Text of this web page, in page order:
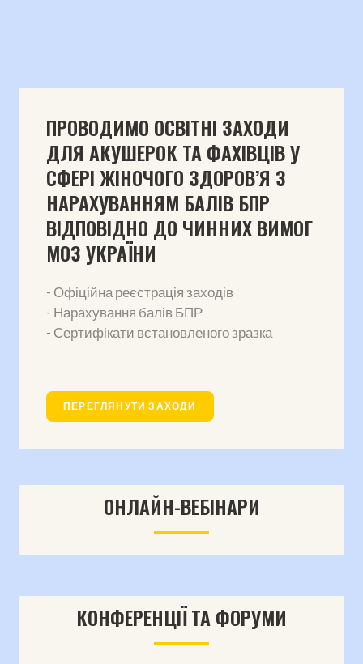
ПРОВОДИМО ОСВІТНІ ЗАХОДИ
ДЛЯ АКУШЕРОК ТА ФАХІВЦІВ У
СФЕРІ ЖІНОЧОГО ЗДОРОВ’Я З
НАРАХУВАННЯМ БАЛІВ БПР
ВІДПОВІДНО ДО ЧИННИХ ВИМОГ
МОЗ УКРАЇНИ
- Офіційна реєстрація заходів
- Нарахування балів БПР
- Сертифікати встановленого зразка
ПЕРЕГЛЯНУТИ ЗАХОДИ
ОНЛАЙН-ВЕБІНАРИ
КОНФЕРЕНЦІЇ ТА ФОРУМИ